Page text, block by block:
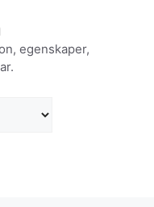
egenskaper,